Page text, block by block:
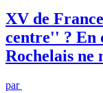
XV de
centre'' ? En
Rochelais ne
par